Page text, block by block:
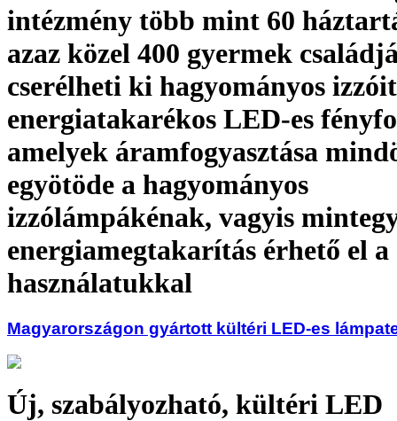
intézmény több mint 60
azaz közel 400 gyermek
cserélheti ki hagyományos
energiatakarékos LED-es
amelyek áramfogyasztása
egyötöde a hagyományos
izzólámpákénak, vagyis
energiamegtakarítás érhető el a
használatukkal
Magyarországon gyártott kültéri LED-es
Új, szabályozható, kültéri LED